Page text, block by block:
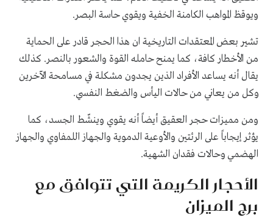
ويوقظ المواهب الكامنة الخفية ويقوي حاسة البصر.
تشير بعض المعتقدات التاريخية ان هذا الحجر قادر على الحماية
من الأخطار كافة، كما يمنح حامله القوة والشعور بالنصر. كذلك
يقال أنه يساعد الأفراد الذين يجدون مشكلة في مسامحة الآخرين
وكل من يعاني من حالات اليأس والضغط النفسي.
ومن مميزات حجر العقيق أيضاً أنه يقوي وينشّط الجسد، كما
يؤثر إيجاباً على الرئتين والأوعية الدموية والجهاز اللمفاوي والجهاز
الهضمي وحالات فقدان الشهية.
الأحجار الكريمة التي تتوافق مع
برج الميزان